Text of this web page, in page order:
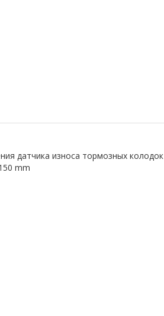
датчика износа тормозных колодок
mm